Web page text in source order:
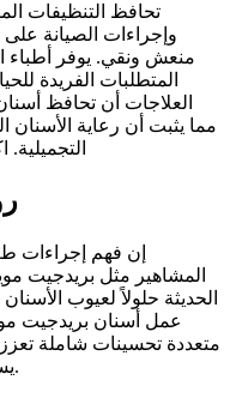
تحافظ التنظيفات
وإجراءات الصيانة
منعش ونقي. يوفر أطباء
المتطلبات الفريدة
العلاجات أن تحافظ
مما يثبت أن رعاية
إن فهم إجراءات
المشاهير مثل بريدجيت
الحديثة حلولاً لعيوب
عمل أسنان بريدجيت
متعددة تحسينات شاملة
يسعى للحصول على ابتسامة مثالية مثلها.